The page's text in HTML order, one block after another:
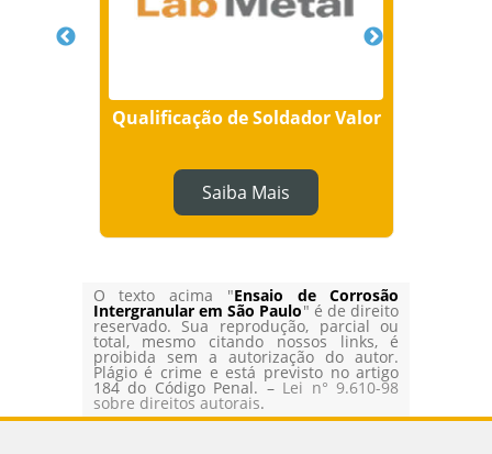
Qualificação de Soldador Valor
Saiba Mais
O texto acima "Ensaio de Corrosão
Intergranular em São Paulo" é de direito
reservado. Sua reprodução, parcial ou
total, mesmo citando nossos links, é
proibida sem a autorização do autor.
Plágio é crime e está previsto no artigo
184 do Código Penal. – Lei n° 9.610-98
sobre direitos autorais.